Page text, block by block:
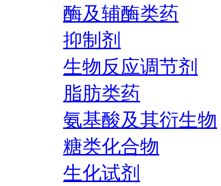
酶及辅酶类药
抑制剂
生物反应调节剂
脂肪类药
氨基酸及其衍生物
糖类化合物
生化试剂